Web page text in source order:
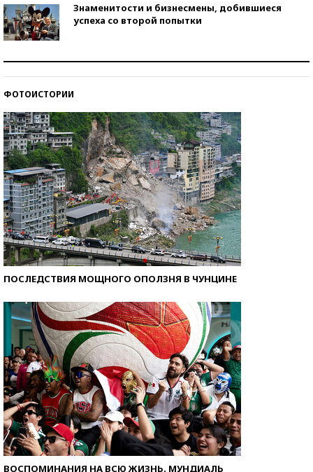
Знаменитости и бизнесмены, добившиеся
успеха со второй попытки
ФОТОИСТОРИИ
ПОСЛЕДСТВИЯ МОЩНОГО ОПОЛЗНЯ В ЧУНЦИНЕ
ВОСПОМИНАНИЯ НА ВСЮ ЖИЗНЬ. МУНДИАЛЬ